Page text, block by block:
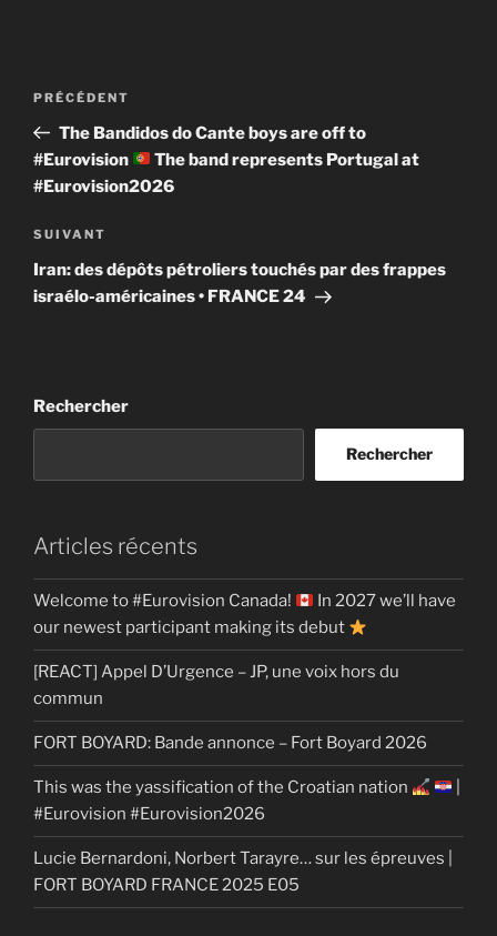
Navigation
l’article
Article
précédent
PRÉCÉDENT
The Bandidos do Cante boys are off to
#Eurovision
The band represents Portugal at
#Eurovision2026
Article
suivant
SUIVANT
Iran: des dépôts pétroliers touchés par des frappes
israélo-américaines • FRANCE 24
Rechercher
Rechercher
Articles récents
Welcome to #Eurovision Canada!
In 2027 we’ll have
our newest participant making its debut
[REACT] Appel D’Urgence – JP, une voix hors du
commun
FORT BOYARD: Bande annonce – Fort Boyard 2026
This was the yassification of the Croatian nation
#Eurovision #Eurovision2026
Lucie Bernardoni, Norbert Tarayre… sur les épreuves |
FORT BOYARD FRANCE 2025 E05